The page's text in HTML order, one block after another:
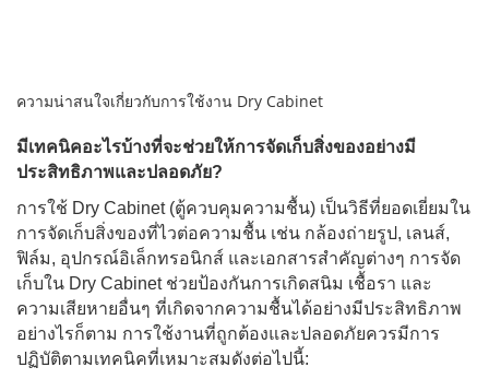
ความน่าสนใจเกี่ยวกับการใช้งาน Dry Cabinet
มีเทคนิคอะไรบ้างที่จะช่วยให้การจัดเก็บสิ่งของอย่างมี
ประสิทธิภาพและปลอดภัย?
การใช้ Dry Cabinet (ตู้ควบคุมความชื้น) เป็นวิธีที่ยอดเยี่ยมใน
การจัดเก็บสิ่งของที่ไวต่อความชื้น เช่น กล้องถ่ายรูป, เลนส์,
ฟิล์ม, อุปกรณ์อิเล็กทรอนิกส์ และเอกสารสำคัญต่างๆ การจัด
เก็บใน Dry Cabinet ช่วยป้องกันการเกิดสนิม เชื้อรา และ
ความเสียหายอื่นๆ ที่เกิดจากความชื้นได้อย่างมีประสิทธิภาพ
อย่างไรก็ตาม การใช้งานที่ถูกต้องและปลอดภัยควรมีการ
ปฏิบัติตามเทคนิคที่เหมาะสมดังต่อไปนี้: